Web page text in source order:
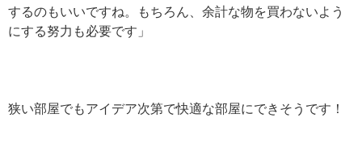
するのもいいですね。もちろん、余計な物を買わないよう
にする努力も必要です」
狭い部屋でもアイデア次第で快適な部屋にできそうです！